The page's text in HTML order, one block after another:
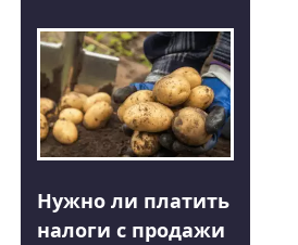
Нужно ли платить
налоги с продажи